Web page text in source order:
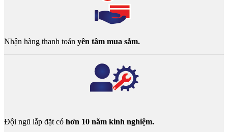
Nhận hàng thanh toán yên tâm mua sắm.
Đội ngũ lắp đặt có hơn 10 năm kinh nghiệm.